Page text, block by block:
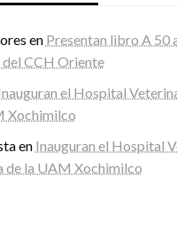
en Presentan libro A 50
CCH Oriente
el Hospital
Xochimilco
en Inauguran el Hospital
de la UAM Xochimilco